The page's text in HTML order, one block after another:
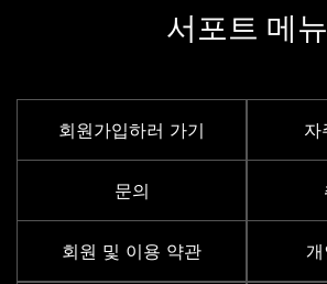
서포트 메뉴
회원가입하러 가기 자
문의
회원 및 이용 약관